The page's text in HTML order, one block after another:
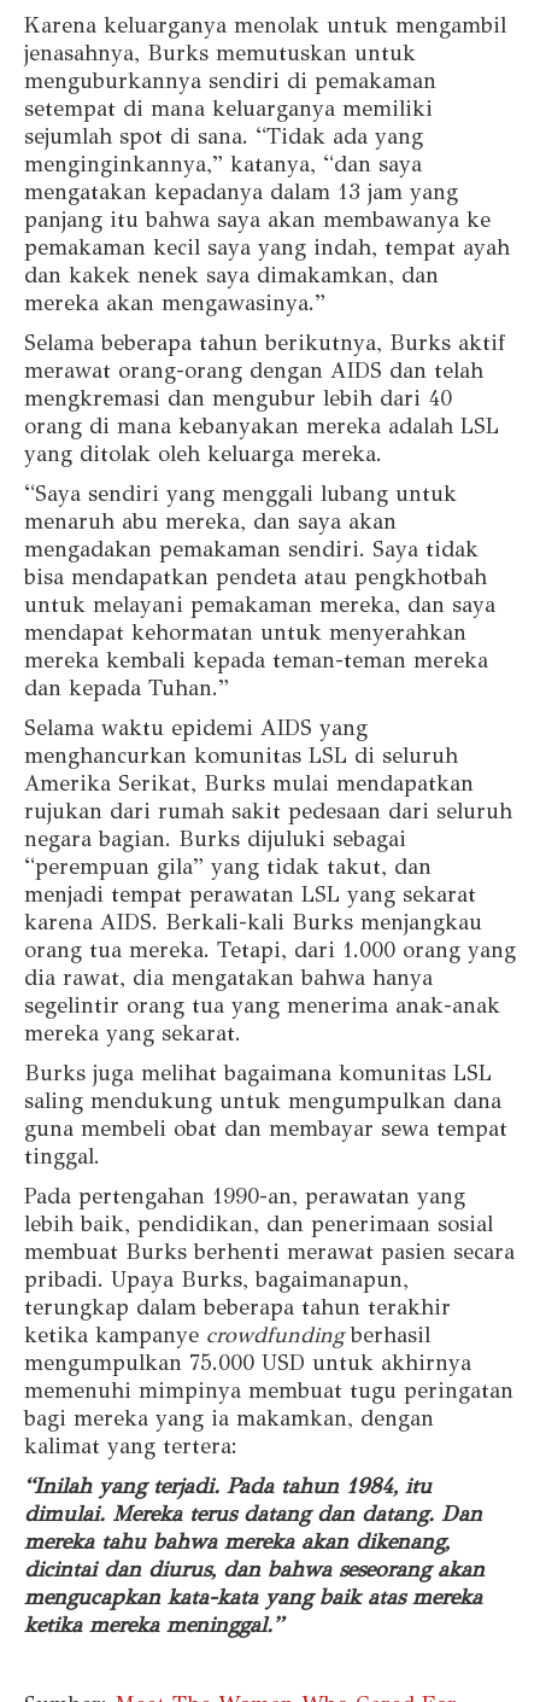
Karena keluarganya menolak untuk mengambil
jenasahnya, Burks memutuskan untuk
menguburkannya sendiri di pemakaman
setempat di mana keluarganya memiliki
sejumlah spot di sana. “Tidak ada yang
menginginkannya,” katanya, “dan saya
mengatakan kepadanya dalam 13 jam yang
panjang itu bahwa saya akan membawanya ke
pemakaman kecil saya yang indah, tempat ayah
dan kakek nenek saya dimakamkan, dan
mereka akan mengawasinya.”
Selama beberapa tahun berikutnya, Burks aktif
merawat orang-orang dengan AIDS dan telah
mengkremasi dan mengubur lebih dari 40
orang di mana kebanyakan mereka adalah LSL
yang ditolak oleh keluarga mereka.
“Saya sendiri yang menggali lubang untuk
menaruh abu mereka, dan saya akan
mengadakan pemakaman sendiri. Saya tidak
bisa mendapatkan pendeta atau pengkhotbah
untuk melayani pemakaman mereka, dan saya
mendapat kehormatan untuk menyerahkan
mereka kembali kepada teman-teman mereka
dan kepada Tuhan.”
Selama waktu epidemi AIDS yang
menghancurkan komunitas LSL di seluruh
Amerika Serikat, Burks mulai mendapatkan
rujukan dari rumah sakit pedesaan dari seluruh
negara bagian. Burks dijuluki sebagai
“perempuan gila” yang tidak takut, dan
menjadi tempat perawatan LSL yang sekarat
karena AIDS. Berkali-kali Burks menjangkau
orang tua mereka. Tetapi, dari 1.000 orang yang
dia rawat, dia mengatakan bahwa hanya
segelintir orang tua yang menerima anak-anak
mereka yang sekarat.
Burks juga melihat bagaimana komunitas LSL
saling mendukung untuk mengumpulkan dana
guna membeli obat dan membayar sewa tempat
tinggal.
Pada pertengahan 1990-an, perawatan yang
lebih baik, pendidikan, dan penerimaan sosial
membuat Burks berhenti merawat pasien secara
pribadi. Upaya Burks, bagaimanapun,
terungkap dalam beberapa tahun terakhir
ketika kampanye crowdfundingberhasil
mengumpulkan 75.000 USD untuk akhirnya
memenuhi mimpinya membuat tugu peringatan
bagi mereka yang ia makamkan, dengan
kalimat yang tertera:
“Inilah yang terjadi. Pada tahun 1984, itu
dimulai. Mereka terus datang dan datang. Dan
mereka tahu bahwa mereka akan dikenang,
dicintai dan diurus, dan bahwa seseorang akan
mengucapkan kata-kata yang baik atas mereka
ketika mereka meninggal.”